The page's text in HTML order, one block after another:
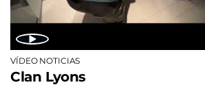
VÍDEO NOTICIAS
Clan Lyons